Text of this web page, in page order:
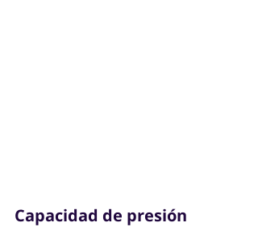
Capacidad de presión